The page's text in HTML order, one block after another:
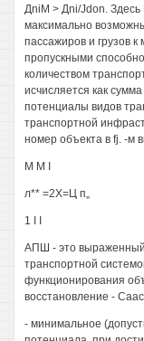
ДniM > Дni/Jdon.
максимально
пассажиров и грузов
пропускными
количеством
исчисляется как
потенциалы видов
транспортной
номер объекта в fj. -м
М М I
л** =2Х=Ц п„
1 I I
АПШ - это
транспортной
функционирования
восстановление -
- минимальное